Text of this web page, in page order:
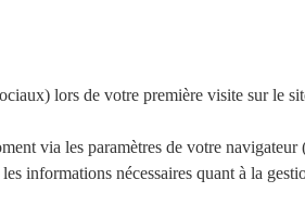
lors de votre première visite sur le
via les paramètres de votre
informations nécessaires quant à la